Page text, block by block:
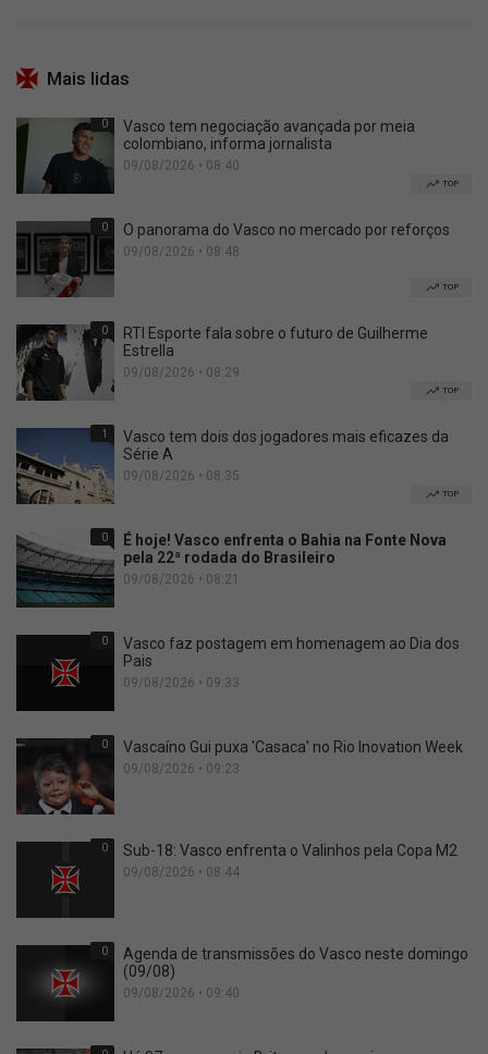
Mais lidas
0
Vasco tem negociação avançada por meia
colombiano, informa jornalista
09/08/2026 • 08:40
TOP
0 O panorama do Vasco no mercado por reforços
09/08/2026 • 08:48
TOP
0
RTI Esporte fala sobre o futuro de Guilherme
Estrella
09/08/2026 • 08:29
TOP
1
Vasco tem dois dos jogadores mais eficazes da
Série A
09/08/2026 • 08:35
TOP
0
É hoje! Vasco enfrenta o Bahia na Fonte Nova
pela 22ª rodada do Brasileiro
09/08/2026 • 08:21
0
Vasco faz postagem em homenagem ao Dia dos
Pais
09/08/2026 • 09:33
0 Vascaíno Gui puxa 'Casaca' no Rio Inovation Week
09/08/2026 • 09:23
0 Sub-18: Vasco enfrenta o Valinhos pela Copa M2
09/08/2026 • 08:44
0
Agenda de transmissões do Vasco neste domingo
(09/08)
09/08/2026 • 09:40